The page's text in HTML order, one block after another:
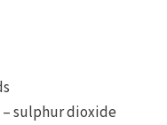
sulphur dioxide